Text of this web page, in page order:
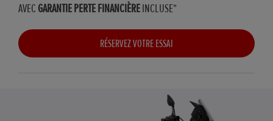
AVEC GARANTIE PERTE FINANCIÈREINCLUSE*
RÉSERVEZ VOTRE ESSAI